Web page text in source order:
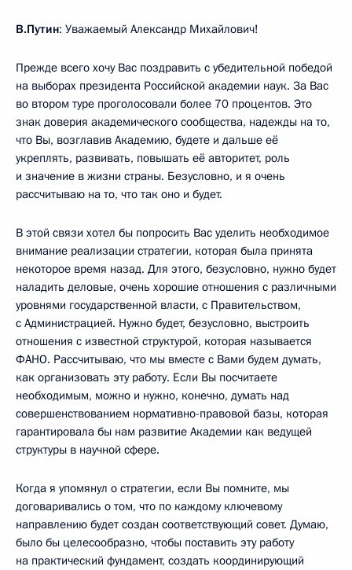
В.Путин: Уважаемый Александр Михайлович!
Прежде всего хочу Вас поздравить с убедительной победой
на выборах президента Российской академии наук. За Вас
во втором туре проголосовали более 70 процентов. Это
знак доверия академического сообщества, надежды на то,
что Вы, возглавив Академию, будете и дальше её
укреплять, развивать, повышать её авторитет, роль
и значение в жизни страны. Безусловно, и я очень
рассчитываю на то, что так оно и будет.
В этой связи хотел бы попросить Вас уделить необходимое
внимание реализации стратегии, которая была принята
некоторое время назад. Для этого, безусловно, нужно будет
наладить деловые, очень хорошие отношения с различными
уровнями государственной власти, с Правительством,
с Администрацией. Нужно будет, безусловно, выстроить
отношения с известной структурой, которая называется
ФАНО. Рассчитываю, что мы вместе с Вами будем думать,
как организовать эту работу. Если Вы посчитаете
необходимым, можно и нужно, конечно, думать над
совершенствованием нормативно-правовой базы, которая
гарантировала бы нам развитие Академии как ведущей
структуры в научной сфере.
Когда я упомянул о стратегии, если Вы помните, мы
договаривались о том, что по каждому ключевому
направлению будет создан соответствующий совет. Думаю,
было бы целесообразно, чтобы поставить эту работу
на практический фундамент, создать координирующий